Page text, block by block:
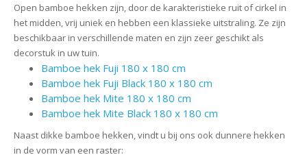
Open bamboe hekken zijn, door de karakteristieke ruit of cirkel in
het midden, vrij uniek en hebben een klassieke uitstraling. Ze zijn
beschikbaar in verschillende maten en zijn zeer geschikt als
decorstuk in uw tuin.
Bamboe hek Fuji 180 x 180 cm
Bamboe hek Fuji Black 180 x 180 cm
Bamboe hek Mite 180 x 180 cm
Bamboe hek Mite Black 180 x 180 cm
Naast dikke bamboe hekken, vindt u bij ons ook dunnere hekken
in de vorm van een raster: